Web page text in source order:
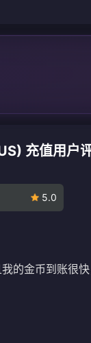
充值用户
5.0
的金币到账很